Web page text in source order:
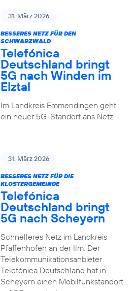
31. März 2026
BESSERES NETZ FÜR DEN
SCHWARZWALD
Telefónica
Deutschland bringt
5G nach Winden im
Elztal
Im Landkreis Emmendingen geht
ein neuer 5G-Standort ans Netz
31. März 2026
BESSERES NETZ FÜR DIE
KLOSTERGEMEINDE
Telefónica
Deutschland bringt
5G nach Scheyern
Schnelleres Netz im Landkreis
Pfaffenhofen an der Ilm: Der
Telekommunikationsanbieter
Telefónica Deutschland hat in
Scheyern einen Mobilfunkstandort